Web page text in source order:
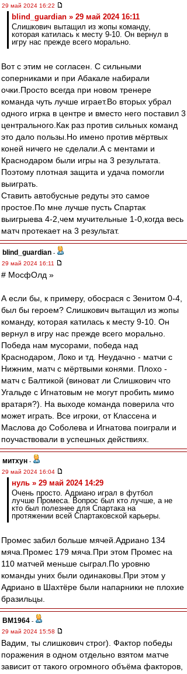
29 май 2024 16:22
blind_guardian » 29 май 2024 16:11
Слишкович вытащил из жопы команду,
которая катилась к месту 9-10. Он вернул в
игру нас прежде всего морально.
Вот с этим не согласен. С сильными
соперниками и при Абакале набирали
очки.Просто всегда при новом тренере
команда чуть лучше играет.Во вторых убрал
одного игрка в центре и вместо него поставил 3
центрального.Как раз против сильных команд
это дало пользы.Но имено против мёртвых
коней ничего не сделали.А с ментами и
Краснодаром были игры на 3 результата.
Поэтому плотная защита и удача помогли
выиграть.
Ставить автобусные редуты это самое
простое.По мне лучше пусть Спартак
выигрыева 4-2,чем мучительные 1-0,когда весь
матч протекает на 3 результат.
blind_guardian -
29 май 2024 16:11
# МосфОлд »
А если бы, к примеру, обосрася с Зенитом 0-4,
был бы героем? Слишкович вытащил из жопы
команду, которая катилась к месту 9-10. Он
вернул в игру нас прежде всего морально.
Победа нам мусорами, победа над
Краснодаром, Локо и тд. Неудачно - матчи с
Нижним, матч с мёртвыми конями. Плохо -
матч с Балтикой (виноват ли Слишкович что
Угальде с Игнатовым не могут пробить мимо
вратаря?). На выходе команда поверила что
может играть. Все игроки, от Классена и
Маслова до Соболева и Игнатова поиграли и
поучаствовали в успешных действиях.
митхун -
29 май 2024 16:04
нуль » 29 май 2024 14:29
Очень просто. Адриано играл в футбол
лучше Промеса. Вопрос был кто лучше, а не
кто был полезнее для Спартака на
протяжении всей Спартаковской карьеры.
Промес забил больше мячей.Адриано 134
мяча.Промес 179 мяча.При этом Промес на
110 матчей меньше сыграл.По уровню
команды уних были одинаковы.При этом у
Адриано в Шахтёре были напарники не плохие
бразильцы.
BM1964 -
29 май 2024 15:58
Вадим, ты слишкович строг). Фактор победы
поражения в одном отдельно взятом матче
зависит от такого огромного объёма факторов,